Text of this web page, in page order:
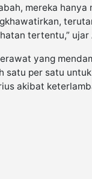
mereka hanya
tertentu,” ujar
yang
satu per satu
akibat